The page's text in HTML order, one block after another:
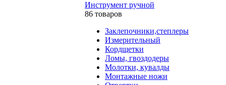
Инструмент ручной
86 товаров
Заклепочники,степлеры
Измерительный
Кордщетки
Ломы, гвоздодеры
Молотки, кувалды
Монтажные ножи